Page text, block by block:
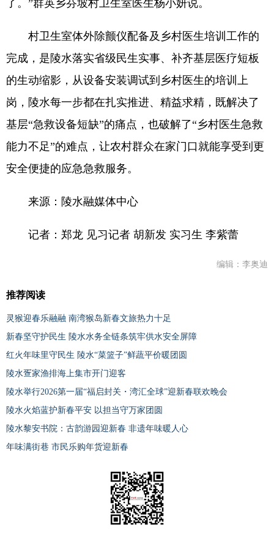
了。”群英乡芬坡村卫生室医生杨小妍说。
村卫生室体外除颤仪配备及乡村医生培训工作的
完成，是陵水落实省级民生实事、补齐基层医疗短板
的生动缩影，从设备安装调试到乡村医生的培训上
岗，陵水每一步都在扎实推进、精益求精，既解决了
基层“急救设备短缺”的痛点，也破解了“乡村医生急救
能力不足”的难点，让农村群众在家门口就能享受到更
安全便捷的应急急救服务。
来源：陵水融媒体中心
记者：郑龙 见习记者 胡新发 实习生 李紫蕾
编辑：李奥迪
推荐阅读
灵猴迎春乐融融 南湾猴岛新春文旅热力十足
新春坚守护民生 陵水水务全链条筑牢供水安全屏障
红火年味里守民生 陵水“菜篮子”鲜蔬平价暖团圆
陵水疍家渔排海上集市开门迎客
陵水举行2026第一届“福启封关・湾汇全球”迎新春联欢晚会
陵水火焰蓝护新春平安 以担当守万家团圆
陵水黎安书院：古韵游园迎新春 非遗年味暖人心
年味满街巷 市民乐购年货迎新春